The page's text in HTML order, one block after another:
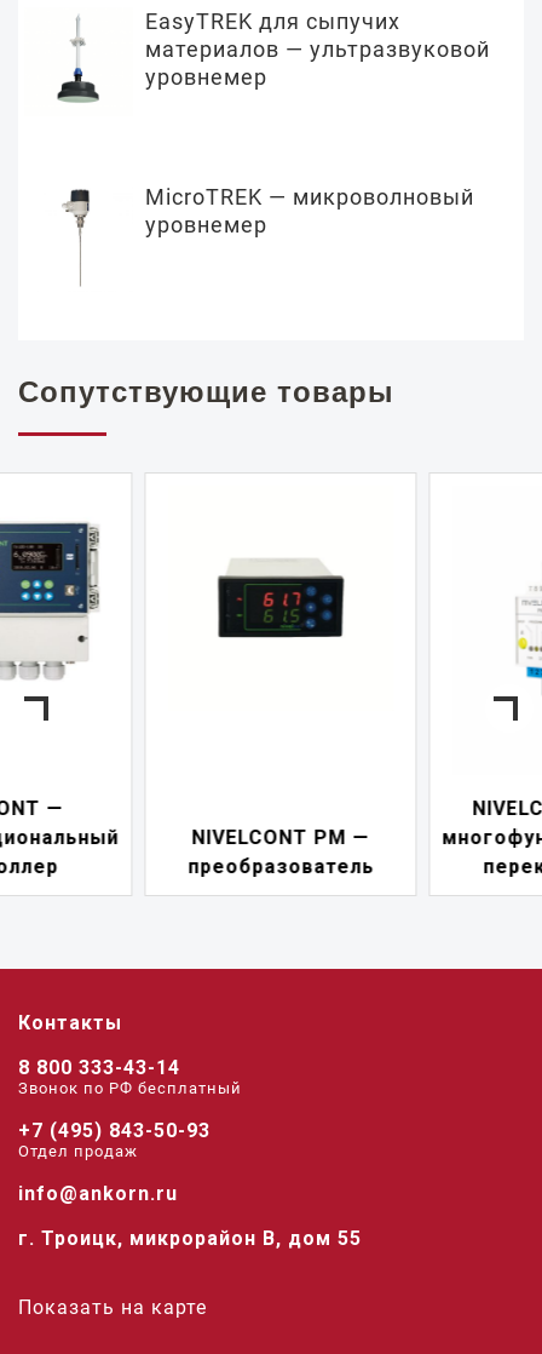
EasyTREK для сыпучих
материалов — ультразвуковой
уровнемер
MicroTREK — микроволновый
уровнемер
Сопутствующие товары
NIVELCONT PM —
преобразователь
NIVELCONT PKK —
переключатель
Контакты
8 800 333-43-14
Звонок по РФ беcплатный
+7 (495) 843-50-93
Отдел продаж
info@ankorn.ru
г. Троицк, микрорайон В, дом 55
Показать на карте